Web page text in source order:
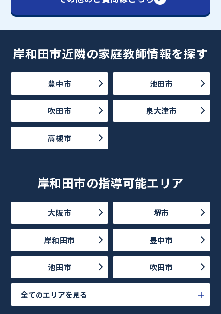
岸和田市近隣の家庭教師情報を探す
豊中市 池田市
吹田市 泉大津市
高槻市
岸和田市の指導可能エリア
大阪市 堺市
岸和田市 豊中市
池田市 吹田市
全てのエリアを見る